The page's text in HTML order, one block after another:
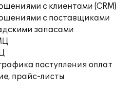
с клиентами (CRM)
с поставщиками
запасами
поступления оплат
прайс-листы